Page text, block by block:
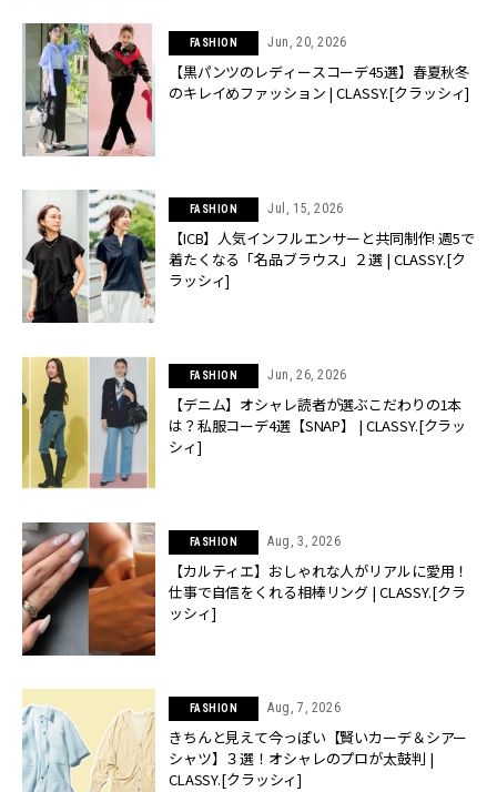
FASHION Jun, 20, 2026
【黒パンツのレディースコーデ45選】春夏秋冬
のキレイめファッション | CLASSY.[クラッシィ]
FASHION Jul, 15, 2026
【ICB】人気インフルエンサーと共同制作! 週5で
着たくなる「名品ブラウス」２選 | CLASSY.[ク
ラッシィ]
FASHION Jun, 26, 2026
【デニム】オシャレ読者が選ぶこだわりの1本
は？私服コーデ4選【SNAP】 | CLASSY.[クラッ
シィ]
FASHION Aug, 3, 2026
【カルティエ】おしゃれな人がリアルに愛用！
仕事で自信をくれる相棒リング | CLASSY.[クラ
ッシィ]
FASHION Aug, 7, 2026
きちんと見えて今っぽい【賢いカーデ＆シアー
シャツ】３選！オシャレのプロが太鼓判 |
CLASSY.[クラッシィ]